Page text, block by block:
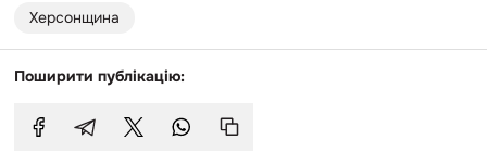
Херсонщина
Поширити публікацію: